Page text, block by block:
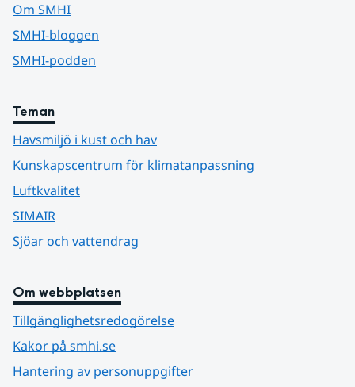
Om SMHI
SMHI-bloggen
SMHI-podden
Teman
Havsmiljö i kust och hav
Kunskapscentrum för klimatanpassning
Luftkvalitet
SIMAIR
Sjöar och vattendrag
Om webbplatsen
Tillgänglighetsredogörelse
Kakor på smhi.se
Hantering av personuppgifter